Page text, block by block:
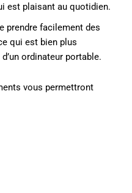
est plaisant au quotidien.
prendre facilement des
qui est bien plus
ordinateur portable.
vous permettront